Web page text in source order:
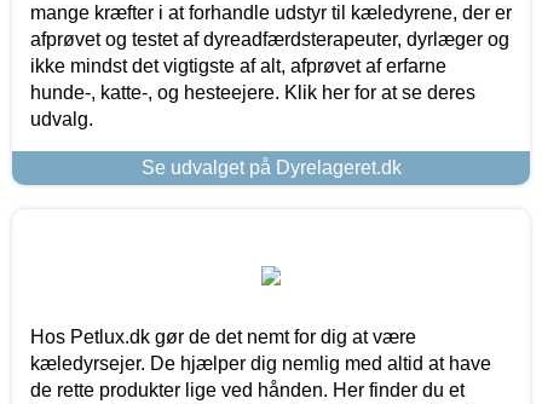
mange kræfter i at forhandle udstyr til kæledyrene, der er
afprøvet og testet af dyreadfærdsterapeuter, dyrlæger og
ikke mindst det vigtigste af alt, afprøvet af erfarne
hunde-, katte-, og hesteejere. Klik her for at se deres
udvalg.
Se udvalget på Dyrelageret.dk
Hos Petlux.dk gør de det nemt for dig at være
kæledyrsejer. De hjælper dig nemlig med altid at have
de rette produkter lige ved hånden. Her finder du et